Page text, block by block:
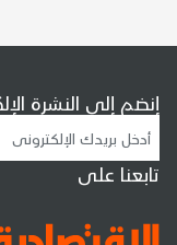
إنضم إلى النشرة
تابعنا على